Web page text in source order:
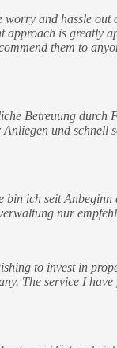
and hassle out
is greatly
them to
Betreuung durch
und schnell
ich seit Anbeginn
nur
to invest in
The service I